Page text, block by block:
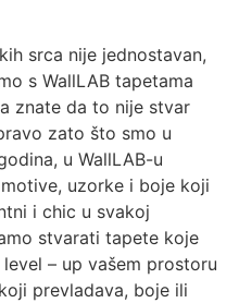
srca nije jednostavan,
s WallLAB tapetama
znate da to nije stvar
zato što smo u
u WallLAB-u
uzorke i boje koji
i chic u svakoj
stvarati tapete koje
– up vašem prostoru
prevladava, boje ili